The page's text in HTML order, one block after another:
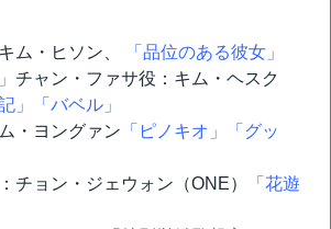
ム・ヒソン、
「品位のある彼女」
チャン・ファサ役：キム・ヘスク
」
「バベル」
・ヨングァン 「ピノキオ」
「グッ
チョン・ジェウォン（ONE）
「花遊